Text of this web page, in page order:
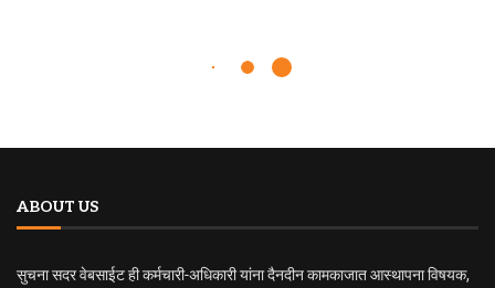
ABOUT US
सुचना सदर वेबसाईट ही कर्मचारी-अधिकारी यांना दैनदीन कामकाजात आस्थापना विषयक,